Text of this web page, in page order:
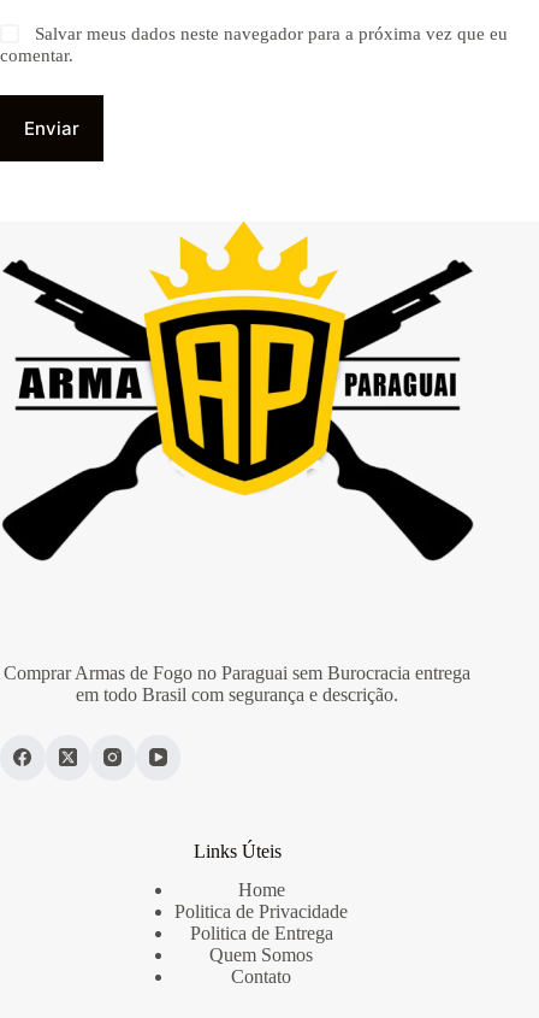
Salvar meus dados neste navegador para a próxima vez que eu
comentar.
Enviar
Comprar Armas de Fogo no Paraguai sem Burocracia entrega
em todo Brasil com segurança e descrição.
Links Úteis
Home
Politica de Privacidade
Politica de Entrega
Quem Somos
Contato